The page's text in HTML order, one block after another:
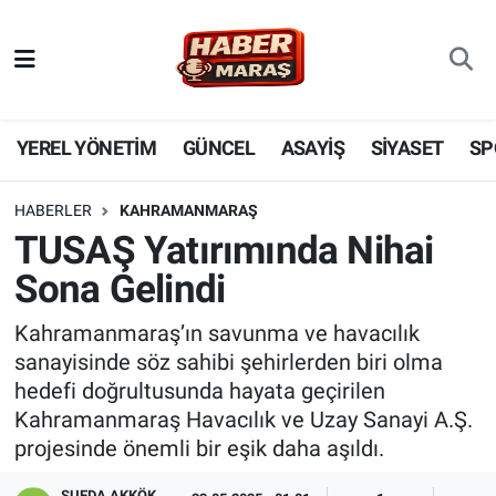
YEREL YÖNETİM GÜNCEL ASAYİŞ SİYASET
HABERLER KAHRAMANMARAŞ
TUSAŞ Yatırımında Nihai
Sona Gelindi
Kahramanmaraş’ın savunma ve havacılık
sanayisinde söz sahibi şehirlerden biri olma
hedefi doğrultusunda hayata geçirilen
Kahramanmaraş Havacılık ve Uzay Sanayi A.Ş.
projesinde önemli bir eşik daha aşıldı.
YEREL YÖNETİM
GÜNCEL
KADIN AİLE
SPOR
DÜNYA
EKONOMİ
Nöbetçi Eczaneler
Hava Durumu
Süper Lig Puan Durumu ve Fikstür
Tüm Manşetler
Son Dakika Haberleri
Haber Arşivi